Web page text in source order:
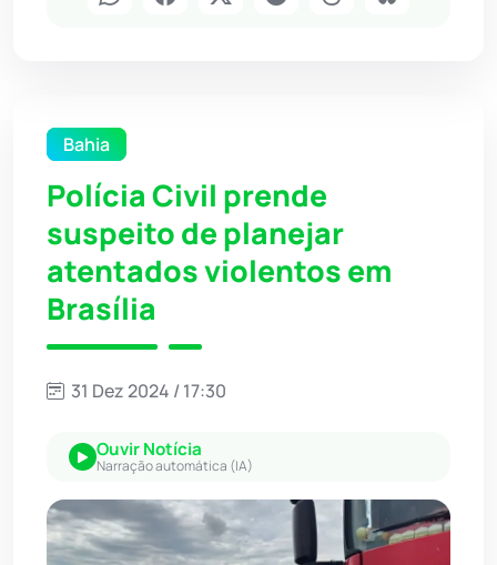
Bahia
Polícia Civil prende
suspeito de planejar
atentados violentos em
Brasília
31 Dez 2024 / 17:30
Ouvir Notícia
Narração automática (IA)